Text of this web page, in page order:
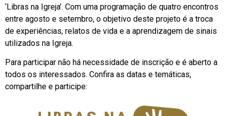
‘Libras na Igreja’. Com uma programação de quatro encontros
entre agosto e setembro, o objetivo deste projeto é a troca
de experiências, relatos de vida e a aprendizagem de sinais
utilizados na Igreja.
Para participar não há necessidade de inscrição e é aberto a
todos os interessados. Confira as datas e temáticas,
compartilhe e participe: